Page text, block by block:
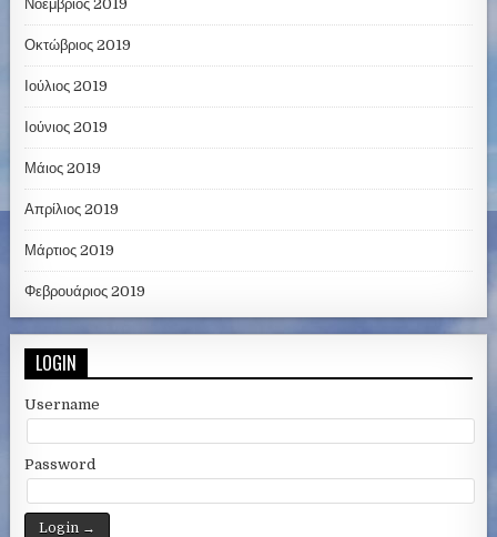
Νοέμβριος 2019
Οκτώβριος 2019
Ιούλιος 2019
Ιούνιος 2019
Μάιος 2019
Απρίλιος 2019
Μάρτιος 2019
Φεβρουάριος 2019
LOGIN
Username
Password